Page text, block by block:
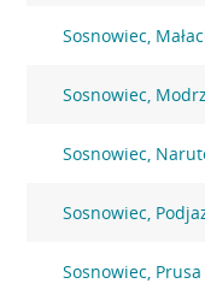
Sosnowiec,
Sosnowiec,
Sosnowiec,
Sosnowiec,
Sosnowiec,